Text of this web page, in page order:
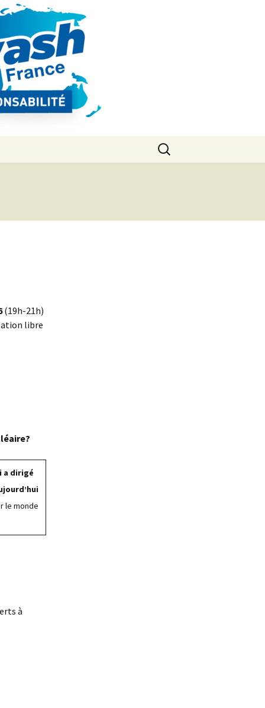
Rechercher :
(19h-21h)
libre
a dirigé
le monde
à